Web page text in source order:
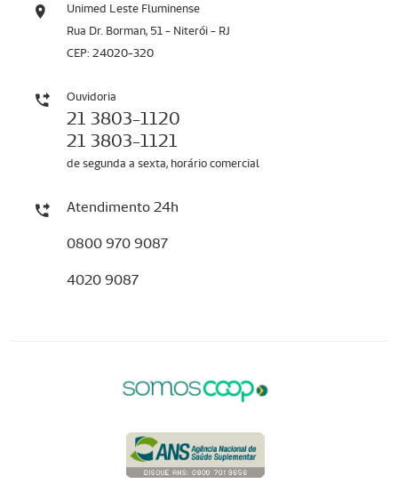
Unimed Leste Fluminense
Rua Dr. Borman, 51 - Niterói - RJ
CEP: 24020-320
Ouvidoria
21 3803-1120
21 3803-1121
de segunda a sexta, horário comercial
Atendimento 24h
0800 970 9087
4020 9087